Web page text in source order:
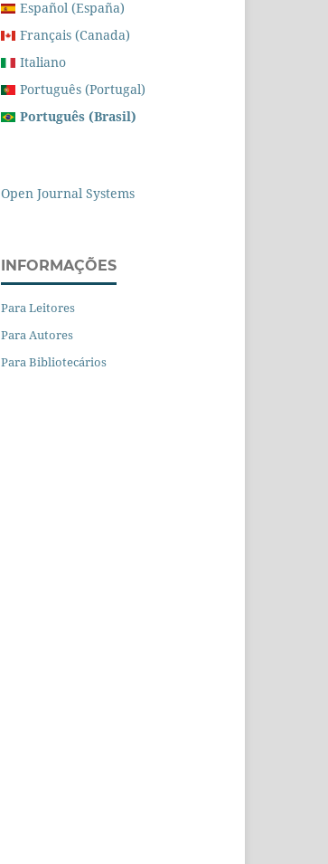
Español (España)
Français (Canada)
Italiano
Português (Portugal)
Português (Brasil)
Open Journal Systems
INFORMAÇÕES
Para Leitores
Para Autores
Para Bibliotecários